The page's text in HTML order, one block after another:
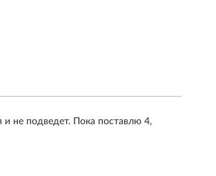
и не подведет. Пока поставлю 4,